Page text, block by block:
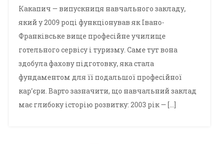
Какапич — випускниця навчального закладу,
який у 2009 році функціонував як Івано-
Франківське вище професійне училище
готельного сервісу і туризму. Саме тут вона
здобула фахову підготовку, яка стала
фундаментом для її подальшої професійної
кар’єри. Варто зазначити, що навчальний заклад
має глибоку історію розвитку: 2003 рік — […]